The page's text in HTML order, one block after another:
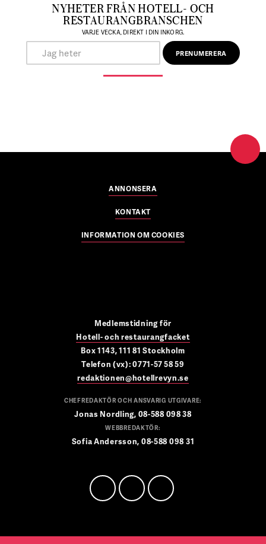
NYHETER FRÅN HOTELL- OCH
RESTAURANGBRANSCHEN
VARJE VECKA, DIREKT I DIN INKORG.
ANNONSERA
KONTAKT
INFORMATION OM COOKIES
Medlemstidning för
Hotell- och restaurangfacket
Box 1143, 111 81 Stockholm
Telefon (vx): 0771-57 58 59
redaktionen@hotellrevyn.se
CHEFREDAKTÖR OCH ANSVARIG UTGIVARE:
Jonas Nordling, 08-588 098 38
WEBBREDAKTÖR:
Sofia Andersson, 08-588 098 31